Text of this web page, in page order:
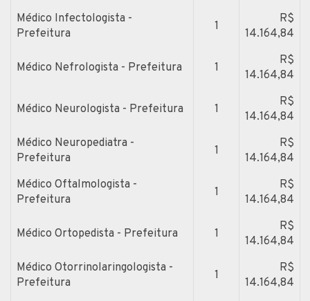
Médico Infectologista -
Prefeitura
1
R$
14.164,84
Médico Nefrologista - Prefeitura 1
R$
14.164,84
Médico Neurologista - Prefeitura 1
R$
14.164,84
Médico Neuropediatra -
Prefeitura
1
R$
14.164,84
Médico Oftalmologista -
Prefeitura
1
R$
14.164,84
Médico Ortopedista - Prefeitura 1
R$
14.164,84
Médico Otorrinolaringologista -
Prefeitura
1
R$
14.164,84